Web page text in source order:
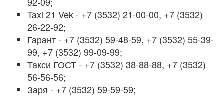
Taxi 21 Vek - +7 (3532) 21-00-00, +7 (3532)
26-22-92;
Гарант - +7 (3532) 59-48-59, +7 (3532) 55-39-
99, +7 (3532) 99-09-99;
Такси ГОСТ - +7 (3532) 38-88-88, +7 (3532)
56-56-56;
Заря - +7 (3532) 59-59-59;